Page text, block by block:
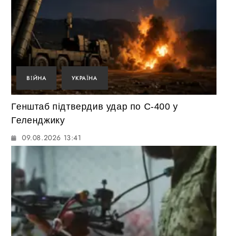
ВІЙНА УКРАЇНА
Генштаб підтвердив удар по С-400 у
Геленджику
09.08.2026 13:41